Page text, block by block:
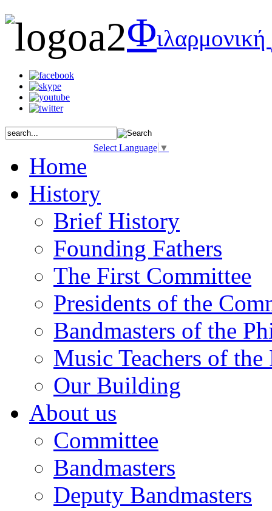
Φιλαρμονική
Select Language ▼
Home
History
Brief History
Founding Fathers
The First Committee
Presidents of the
Bandmasters of the
Music Teachers of
Our Building
About us
Committee
Bandmasters
Deputy Bandmasters